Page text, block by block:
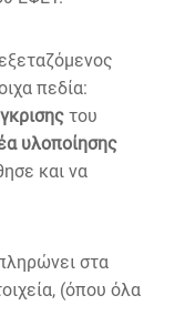
πεδία:
του
υλοποίησης
και να
στα
(όπου όλα